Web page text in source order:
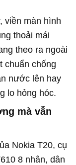
viền màn hình
thoải mái
theo ra ngoài
chuẩn chống
nước lên hay
lo hỏng hóc.
mà vẫn
Nokia T20, cụ
8 nhân, dân